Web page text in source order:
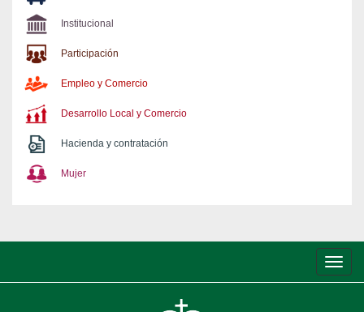
Institucional
Participación
Empleo y Comercio
Desarrollo Local y Comercio
Hacienda y contratación
Mujer
de